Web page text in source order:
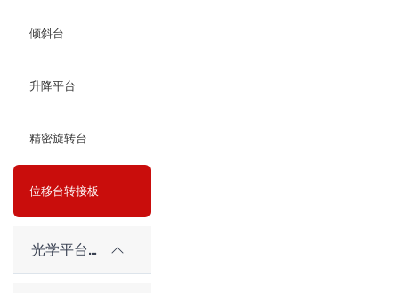
倾斜台
升降平台
精密旋转台
位移台转接板
光学平台和隔振系统